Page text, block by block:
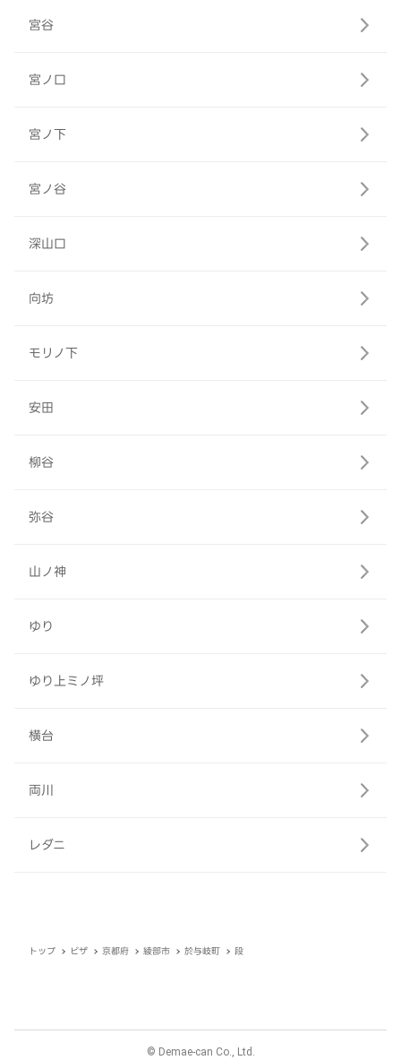
宮谷
宮ノ口
宮ノ下
宮ノ谷
深山口
向坊
モリノ下
安田
柳谷
弥谷
山ノ神
ゆり
ゆり上ミノ坪
横台
両川
レダニ
トップ ピザ 京都府 綾部市 於与岐町 段
© Demae-can Co., Ltd.